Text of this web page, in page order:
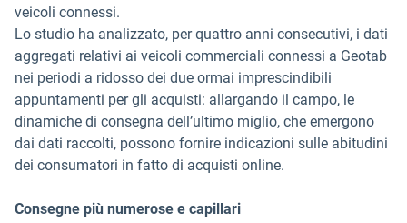
veicoli connessi.
Lo studio ha analizzato, per quattro anni consecutivi, i dati
aggregati relativi ai veicoli commerciali connessi a Geotab
nei periodi a ridosso dei due ormai imprescindibili
appuntamenti per gli acquisti: allargando il campo, le
dinamiche di consegna dell’ultimo miglio, che emergono
dai dati raccolti, possono fornire indicazioni sulle abitudini
dei consumatori in fatto di acquisti online.
Consegne più numerose e capillari